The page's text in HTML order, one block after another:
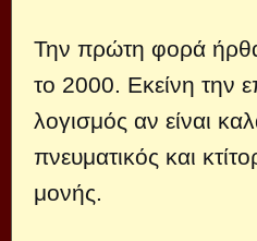
Την πρώτη φορά
το 2000. Εκείνη την
λογισμός αν είναι
πνευματικός και
μονής.